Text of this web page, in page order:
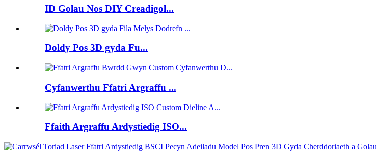
ID Golau Nos DIY Creadigol...
Doldy Pos 3D gyda Fu...
Cyfanwerthu Ffatri Argraffu ...
Ffaith Argraffu Ardystiedig ISO...